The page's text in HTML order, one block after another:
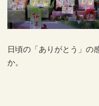
日頃の「ありがとう」の
か。